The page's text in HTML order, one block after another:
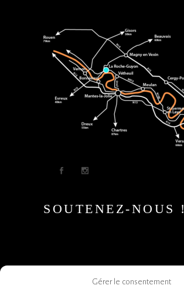
Gérer le consentement
SOUTENEZ-NOUS !